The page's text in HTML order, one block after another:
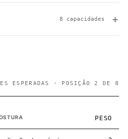
8 capacidades
ESPERADAS · POSIÇÃO 2 DE 8
PESO